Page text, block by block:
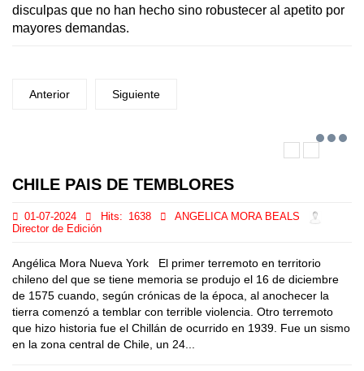
disculpas que no han hecho sino robustecer al apetito por
mayores demandas.
Anterior Siguiente
CHILE PAIS DE TEMBLORES
01-07-2024 Hits: 1638
ANGELICA MORA BEALS
Director de Edición
Angélica Mora Nueva York El primer terremoto en territorio
chileno del que se tiene memoria se produjo el 16 de diciembre
de 1575 cuando, según crónicas de la época, al anochecer la
tierra comenzó a temblar con terrible violencia. Otro terremoto
que hizo historia fue el Chillán de ocurrido en 1939. Fue un sismo
en la zona central de Chile, un 24...